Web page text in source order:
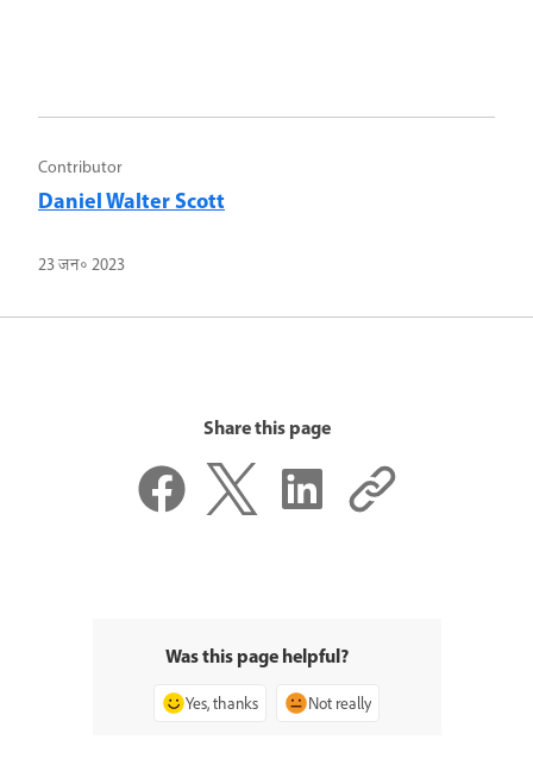
Contributor
Daniel Walter Scott
23 जन॰ 2023
Share this page
Was this page helpful?
Yes, thanks Not really